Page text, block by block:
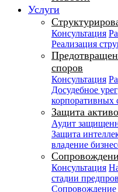
Услуги
Консультация
Реализация
споров
Консультация
Досудебное
корпоративных
Защита
Аудит
Защита
владение
Консультация
стадии
Сопровождение